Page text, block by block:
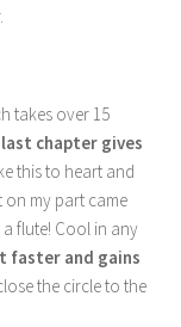
takes over 15
chapter gives
this to heart and
on my part came
flute! Cool in any
faster and gains
the circle to the